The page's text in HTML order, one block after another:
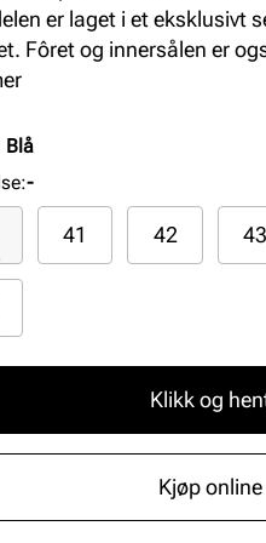
er laget i et eksklusivt
Fôret og innersålen er
et eksklusivt preg, samt
Blå
:-
41 42 43
Klikk og
Kjøp online